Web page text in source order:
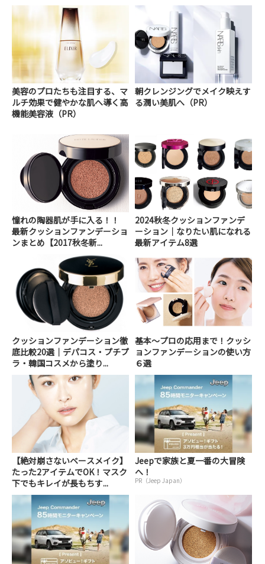
美容のプロたちも注目する、マ
ルチ効果で健やかな肌へ導く高
機能美容液（PR）
朝クレンジングでメイク映えす
る潤い美肌へ（PR）
憧れの陶器肌が手に入る！！
最新クッションファンデーショ
ンまとめ【2017秋冬新...
2024秋冬クッションファンデ
ーション｜なりたい肌になれる
最新アイテム8選
クッションファンデーション徹
底比較20選｜デパコス・プチプ
ラ・韓国コスメから塗り...
基本～プロの応用まで！クッシ
ョンファンデーションの使い方
６選
【絶対崩さないベースメイク】
たった2アイテムでOK！マスク
下でもキレイが長もちす...
Jeepで家族と夏一番の大冒険
へ！
PR（Jeep Japan）